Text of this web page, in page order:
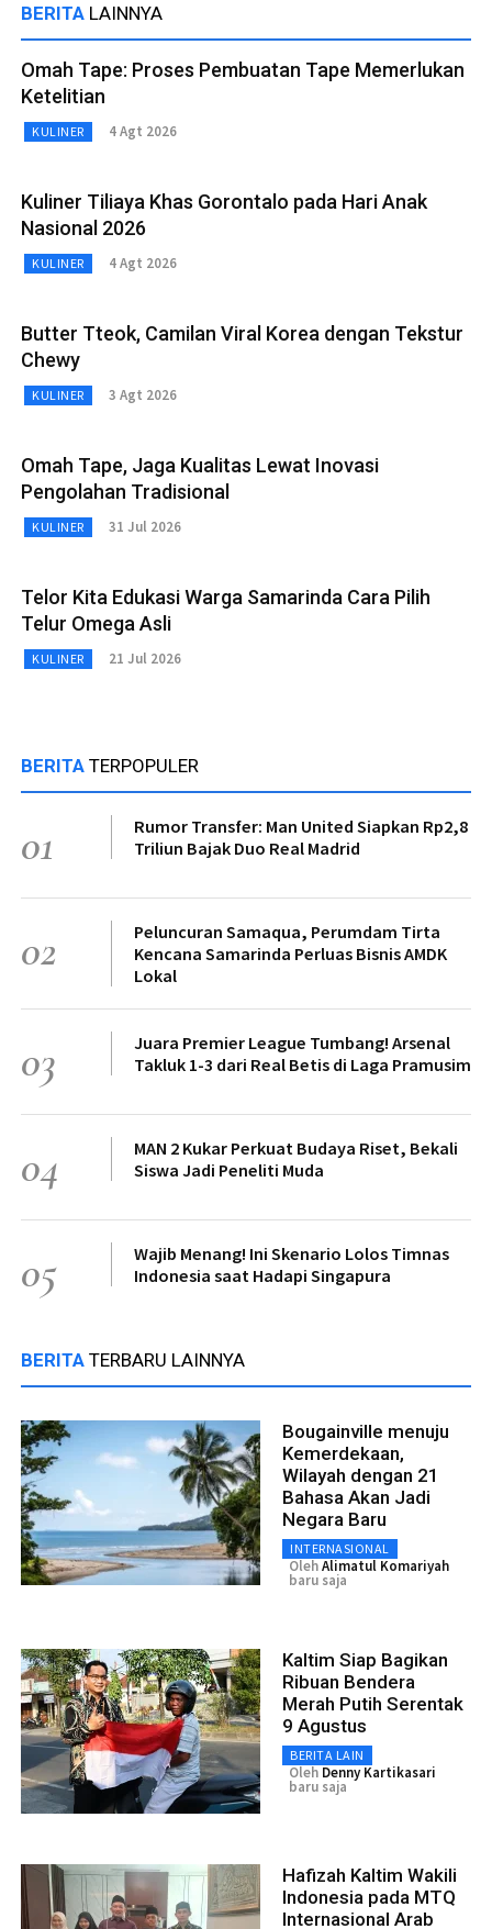
BERITA LAINNYA
Omah Tape: Proses Pembuatan Tape Memerlukan
Ketelitian
KULINER 4 Agt 2026
Kuliner Tiliaya Khas Gorontalo pada Hari Anak
Nasional 2026
KULINER 4 Agt 2026
Butter Tteok, Camilan Viral Korea dengan Tekstur
Chewy
KULINER 3 Agt 2026
Omah Tape, Jaga Kualitas Lewat Inovasi
Pengolahan Tradisional
KULINER 31 Jul 2026
Telor Kita Edukasi Warga Samarinda Cara Pilih
Telur Omega Asli
KULINER 21 Jul 2026
BERITA TERPOPULER
01
Rumor Transfer: Man United Siapkan Rp2,8
Triliun Bajak Duo Real Madrid
02
Peluncuran Samaqua, Perumdam Tirta
Kencana Samarinda Perluas Bisnis AMDK
Lokal
03
Juara Premier League Tumbang! Arsenal
Takluk 1-3 dari Real Betis di Laga Pramusim
04
MAN 2 Kukar Perkuat Budaya Riset, Bekali
Siswa Jadi Peneliti Muda
05
Wajib Menang! Ini Skenario Lolos Timnas
Indonesia saat Hadapi Singapura
BERITA TERBARU LAINNYA
Bougainville menuju
Kemerdekaan,
Wilayah dengan 21
Bahasa Akan Jadi
Negara Baru
INTERNASIONAL
OlehAlimatul Komariyah
baru saja
Kaltim Siap Bagikan
Ribuan Bendera
Merah Putih Serentak
9 Agustus
BERITA LAIN
Oleh Denny Kartikasari
baru saja
Hafizah Kaltim Wakili
Indonesia pada MTQ
Internasional Arab